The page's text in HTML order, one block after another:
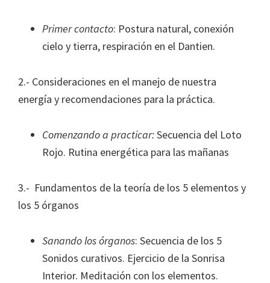
Primer contacto: Postura natural, conexión
cielo y tierra, respiración en el Dantien.
2.- Consideraciones en el manejo de nuestra
energía y recomendaciones para la práctica.
Comenzando a practicar:Secuencia del Loto
Rojo. Rutina energética para las mañanas
3.- Fundamentos de la teoría de los 5 elementos y
los 5 órganos
Sanando los órganos: Secuencia de los 5
Sonidos curativos. Ejercicio de la Sonrisa
Interior. Meditación con los elementos.